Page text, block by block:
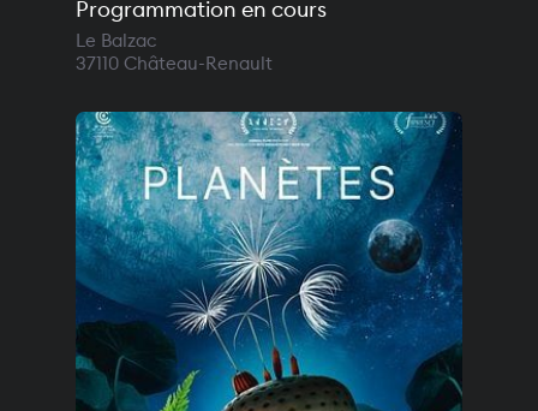
Programmation en cours
Le Balzac
37110 Château-Renault